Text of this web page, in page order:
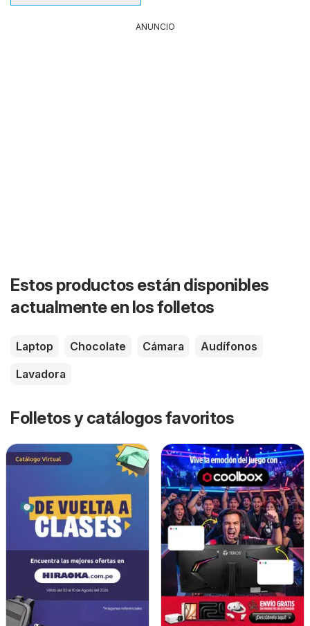
ANUNCIO
Estos productos están disponibles
actualmente en los folletos
Laptop Chocolate Cámara
Audífonos
Lavadora
Folletos y catálogos favoritos